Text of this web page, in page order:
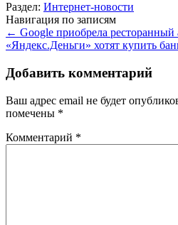
Раздел: Интернет-новости
Навигация по записям
← Google приобрела ресторанный
«Яндекс.Деньги» хотят купить
Добавить комментарий
Ваш адрес email не будет
помечены *
Комментарий *